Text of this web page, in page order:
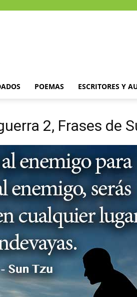
POEMAS ESCRITORES Y
2, Frases de